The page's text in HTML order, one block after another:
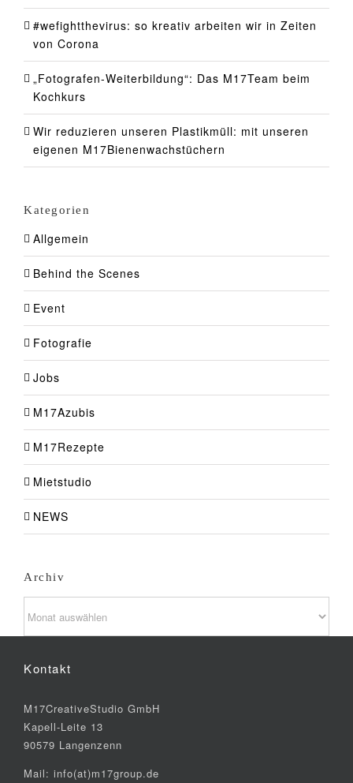
#wefightthevirus: so kreativ arbeiten wir in Zeiten
von Corona
„Fotografen-Weiterbildung“: Das M17Team beim
Kochkurs
Wir reduzieren unseren Plastikmüll: mit unseren
eigenen M17Bienenwachstüchern
Kategorien
Allgemein
Behind the Scenes
Event
Fotografie
Jobs
M17Azubis
M17Rezepte
Mietstudio
NEWS
Archiv
Kontakt
M17CreativeStudio GmbH
Kapell-Leite 13
90579 Langenzenn
Mail: info(at)m17group.de